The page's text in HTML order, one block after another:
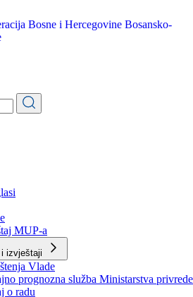
MUP-a
izvještaji